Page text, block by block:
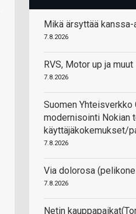
Mikä ärsyttää
7.8.2026
RVS, Motor up ja
7.8.2026
Suomen Yhteisverkko
modernisointi Nokian
käyttäjäkokemukset/
7.8.2026
Via dolorosa
7.8.2026
Netin